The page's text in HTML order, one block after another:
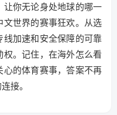
你无论身处地球的哪一
世界的赛事狂欢。从选
加速和安全保障的可靠
。记住，在海外怎么看
的体育赛事，答案不再
接。